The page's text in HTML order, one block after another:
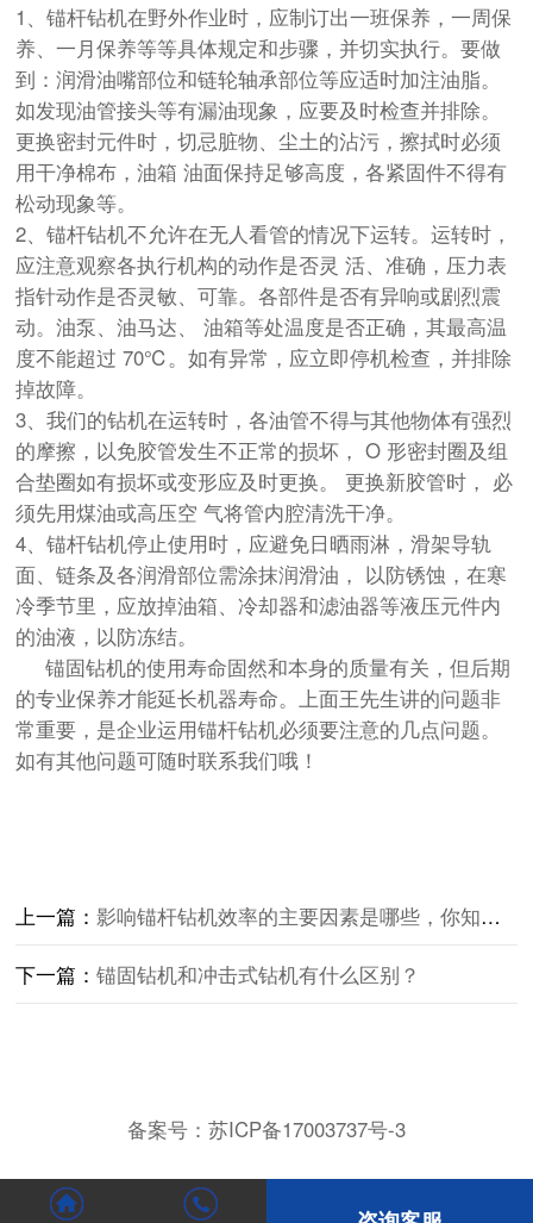
1、锚杆钻机在野外作业时，应制订出一班保养，一周保
养、一月保养等等具体规定和步骤，并切实执行。要做
到：润滑油嘴部位和链轮轴承部位等应适时加注油脂。
如发现油管接头等有漏油现象，应要及时检查并排除。
更换密封元件时，切忌脏物、尘土的沾污，擦拭时必须
用干净棉布，油箱 油面保持足够高度，各紧固件不得有
松动现象等。
2、锚杆钻机不允许在无人看管的情况下运转。运转时，
应注意观察各执行机构的动作是否灵 活、准确，压力表
指针动作是否灵敏、可靠。各部件是否有异响或剧烈震
动。油泵、油马达、 油箱等处温度是否正确，其最高温
度不能超过 70℃。如有异常，应立即停机检查，并排除
掉故障。
3、我们的钻机在运转时，各油管不得与其他物体有强烈
的摩擦，以免胶管发生不正常的损坏， O 形密封圈及组
合垫圈如有损坏或变形应及时更换。 更换新胶管时， 必
须先用煤油或高压空 气将管内腔清洗干净。
4、锚杆钻机停止使用时，应避免日晒雨淋，滑架导轨
面、链条及各润滑部位需涂抹润滑油， 以防锈蚀，在寒
冷季节里，应放掉油箱、冷却器和滤油器等液压元件内
的油液，以防冻结。
锚固钻机的使用寿命固然和本身的质量有关，但后期
的专业保养才能延长机器寿命。上面王先生讲的问题非
常重要，是企业运用锚杆钻机必须要注意的几点问题。
如有其他问题可随时联系我们哦！
上一篇：影响锚杆钻机效率的主要因素是哪些，你知道吗?
下一篇：锚固钻机和冲击式钻机有什么区别？
备案号： 苏ICP备17003737号-3